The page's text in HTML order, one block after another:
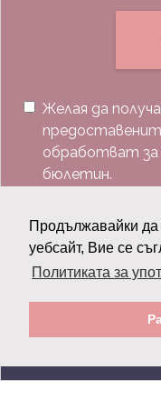
Продължавайки да
уебсайт, Вие се
Политиката за
Желая да
обработват за
бюлетин.
© 2026